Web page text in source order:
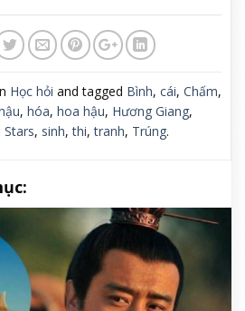
Học hỏi and tagged Bình, cái, Chấm,
, hóa, hoa hậu, Hương Giang,
Stars, sinh,thi,tranh, Trúng.